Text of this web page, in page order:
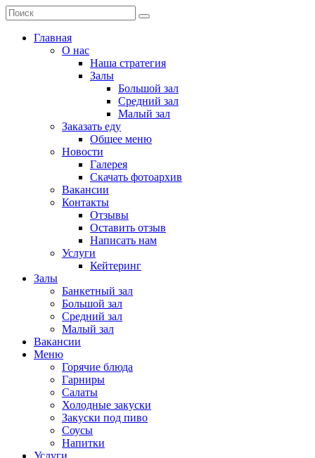
Главная
О нас
Наша стратегия
Залы
Большой зал
Средний зал
Малый зал
Заказать еду
Общее меню
Новости
Галерея
Скачать фотоархив
Вакансии
Контакты
Отзывы
Оставить отзыв
Написать нам
Услуги
Кейтеринг
Залы
Банкетный зал
Большой зал
Средний зал
Малый зал
Вакансии
Меню
Горячие блюда
Гарниры
Салаты
Холодные закуски
Закуски под пиво
Соусы
Напитки
Услуги